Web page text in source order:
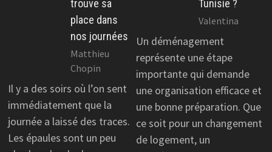
trouve sa
place dans
nos journées
Matthieu
Chopin
Il y a des soirs où l’on sent
immédiatement que la
journée a laissé des traces.
Les épaules sont un peu
Tunisie ?
Valentina
Un déménagement
représente une étape
importante qui demande
une organisation efficace et
une bonne préparation. Que
ce soit pour un changement
de logement, un